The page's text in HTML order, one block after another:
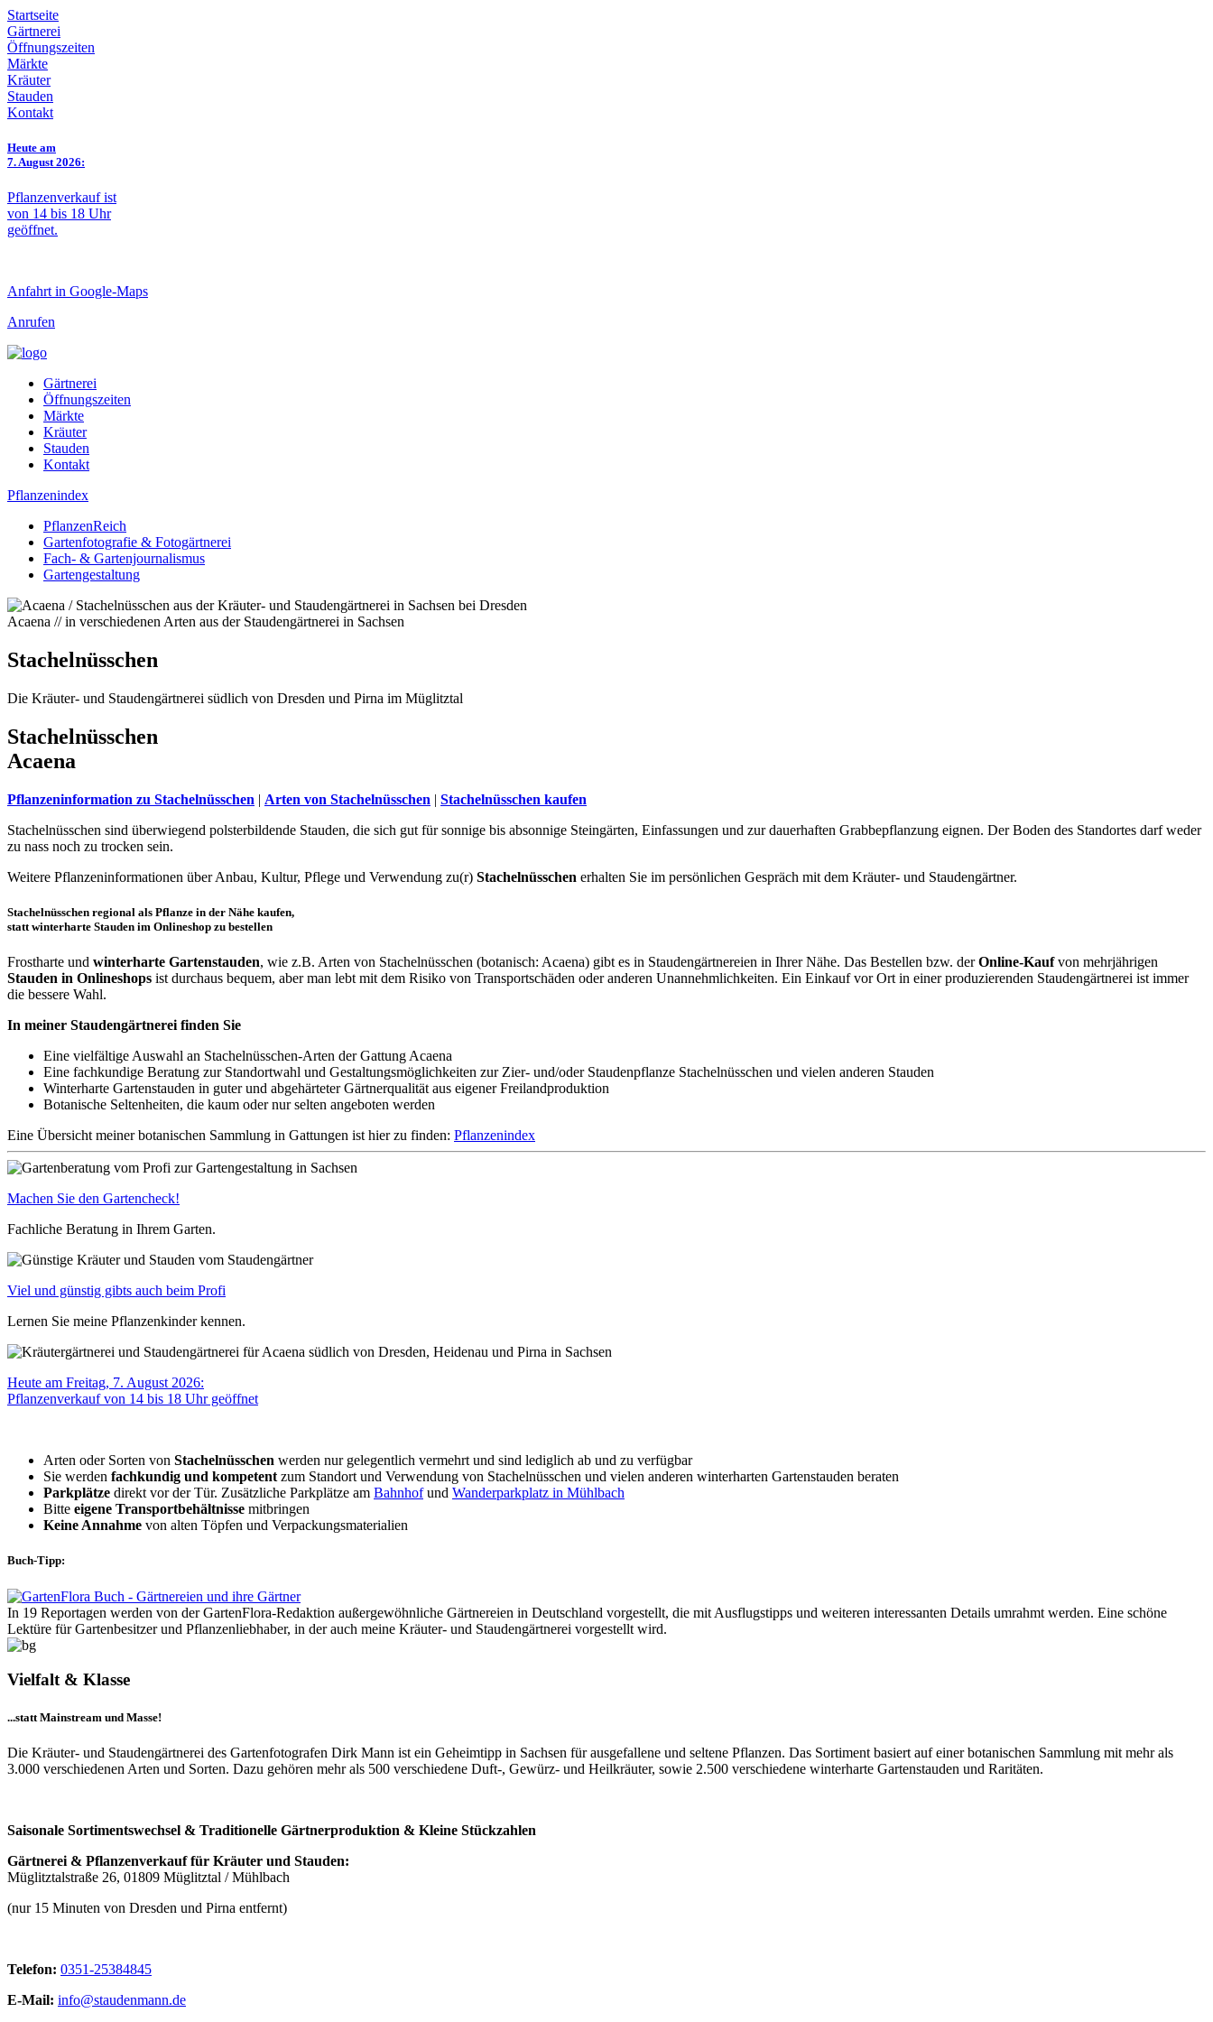
Startseite
Gärtnerei
Öffnungszeiten
Märkte
Kräuter
Stauden
Kontakt
Heute am
7. August 2026:
Pflanzenverkauf ist
von 14 bis 18 Uhr
geöffnet.
Anfahrt in Google-Maps
Anrufen
Gärtnerei
Öffnungszeiten
Märkte
Kräuter
Stauden
Kontakt
Pflanzenindex
PflanzenReich
Gartenfotografie & Fotogärtnerei
Fach- & Gartenjournalismus
Gartengestaltung
Acaena // in verschiedenen Arten aus der Staudengärtnerei in Sachsen
Stachelnüsschen
Die Kräuter- und Staudengärtnerei südlich von Dresden und Pirna im Müglitztal
Stachelnüsschen
Acaena
Pflanzeninformation zu Stachelnüsschen | Arten von Stachelnüsschen | Stachelnüsschen kaufen
Stachelnüsschen sind überwiegend polsterbildende Stauden, die sich gut für sonnige bis absonnige Steingärten, Einfassungen und zur dauerhaften Grabbepflanzung eignen. Der Boden des Standortes darf weder
zu nass noch zu trocken sein.
Weitere Pflanzeninformationen über Anbau, Kultur, Pflege und Verwendung zu(r) Stachelnüsschen erhalten Sie im persönlichen Gespräch mit dem Kräuter- und Staudengärtner.
Stachelnüsschen regional als Pflanze in der Nähe kaufen,
statt winterharte Stauden im Onlineshop zu bestellen
Frostharte und winterharte Gartenstauden, wie z.B. Arten von Stachelnüsschen (botanisch: Acaena) gibt es in Staudengärtnereien in Ihrer Nähe. Das Bestellen bzw. derOnline-Kaufvon mehrjährigen
Stauden in Onlineshops ist durchaus bequem, aber man lebt mit dem Risiko von Transportschäden oder anderen Unannehmlichkeiten. Ein Einkauf vor Ort in einer produzierenden Staudengärtnerei ist immer
die bessere Wahl.
In meiner Staudengärtnerei finden Sie
Eine vielfältige Auswahl an Stachelnüsschen-Arten der Gattung Acaena
Eine fachkundige Beratung zur Standortwahl und Gestaltungsmöglichkeiten zur Zier- und/oder Staudenpflanze Stachelnüsschen und vielen anderen Stauden
Winterharte Gartenstauden in guter und abgehärteter Gärtnerqualität aus eigener Freilandproduktion
Botanische Seltenheiten, die kaum oder nur selten angeboten werden
Eine Übersicht meiner botanischen Sammlung in Gattungen ist hier zu finden: Pflanzenindex
Machen Sie den Gartencheck!
Fachliche Beratung in Ihrem Garten.
Viel und günstig gibts auch beim Profi
Lernen Sie meine Pflanzenkinder kennen.
Heute am Freitag, 7. August 2026:
Pflanzenverkauf von 14 bis 18 Uhr geöffnet
Arten oder Sorten von Stachelnüsschen werden nur gelegentlich vermehrt und sind lediglich ab und zu verfügbar
Sie werden fachkundig und kompetent zum Standort und Verwendung von Stachelnüsschen und vielen anderen winterharten Gartenstauden beraten
Parkplätze direkt vor der Tür. Zusätzliche Parkplätze am Bahnhofund Wanderparkplatz in Mühlbach
Bitte eigene Transportbehältnisse mitbringen
Keine Annahme von alten Töpfen und Verpackungsmaterialien
Buch-Tipp:
In 19 Reportagen werden von der GartenFlora-Redaktion außergewöhnliche Gärtnereien in Deutschland vorgestellt, die mit Ausflugstipps und weiteren interessanten Details umrahmt werden. Eine schöne
Lektüre für Gartenbesitzer und Pflanzenliebhaber, in der auch meine Kräuter- und Staudengärtnerei vorgestellt wird.
Vielfalt & Klasse
...statt Mainstream und Masse!
Die Kräuter- und Staudengärtnerei des Gartenfotografen Dirk Mann ist ein Geheimtipp in Sachsen für ausgefallene und seltene Pflanzen. Das Sortiment basiert auf einer botanischen Sammlung mit mehr als
3.000 verschiedenen Arten und Sorten. Dazu gehören mehr als 500 verschiedene Duft-, Gewürz- und Heilkräuter, sowie 2.500 verschiedene winterharte Gartenstauden und Raritäten.
Saisonale Sortimentswechsel & Traditionelle Gärtnerproduktion & Kleine Stückzahlen
Gärtnerei & Pflanzenverkauf für Kräuter und Stauden:
Müglitztalstraße 26, 01809 Müglitztal / Mühlbach
(nur 15 Minuten von Dresden und Pirna entfernt)
Telefon: 0351-25384845
E-Mail: info@staudenmann.de